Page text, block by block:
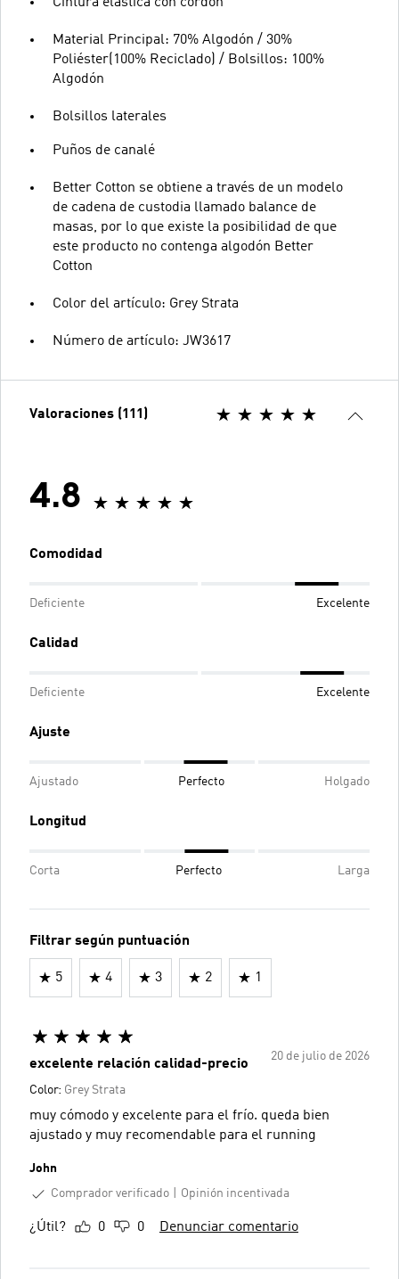
Material Principal: 70% Algodón / 30%
Poliéster(100% Reciclado) / Bolsillos: 100%
Algodón
Bolsillos laterales
Puños de canalé
Better Cotton se obtiene a través de un modelo
de cadena de custodia llamado balance de
masas, por lo que existe la posibilidad de que
este producto no contenga algodón Better
Cotton
Color del artículo: Grey Strata
Número de artículo: JW3617
Valoraciones (111)
4.8
Comodidad
Deficiente Excelente
Calidad
Deficiente Excelente
Ajuste
Ajustado Perfecto Holgado
Longitud
Corta Perfecto Larga
Filtrar según puntuación
5 4 3 2 1
20 de julio de 2026
excelente relación calidad-precio
Color: Grey Strata
muy cómodo y excelente para el frío. queda bien
ajustado y muy recomendable para el running
John
Comprador verificado
Opinión incentivada
¿Útil? 0 0 Denunciar comentario